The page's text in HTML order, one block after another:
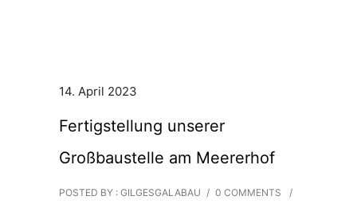
14. April 2023
Fertigstellung unserer
Großbaustelle am Meererhof
POSTED BY : GILGESGALABAU / 0 COMMENTS
/